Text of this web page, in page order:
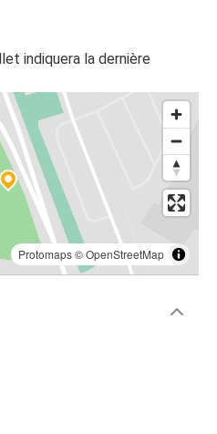
indiquera la dernière
Protomaps©OpenStreetMap